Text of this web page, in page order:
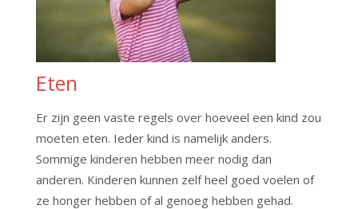
Eten
Er zijn geen vaste regels over hoeveel een kind zou
moeten eten. Ieder kind is namelijk anders.
Sommige kinderen hebben meer nodig dan
anderen. Kinderen kunnen zelf heel goed voelen of
ze honger hebben of al genoeg hebben gehad.